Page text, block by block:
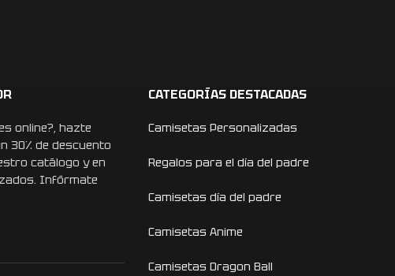
online?, hazte
30% de descuento
catálogo y en
Infórmate
CATEGORÍAS DESTACADAS
Camisetas Personalizadas
Regalos para el día del padre
Camisetas día del padre
Camisetas Anime
Camisetas Dragon Ball